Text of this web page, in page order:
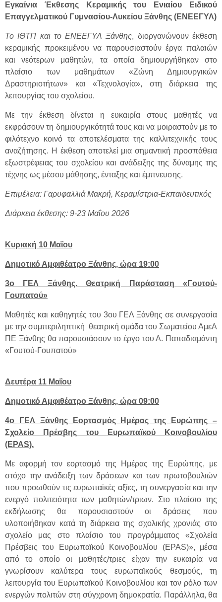
Εγκαίνια Έκθεσης Κεραμικής του Ενιαίου Ειδικού
Επαγγελματικού Γυμνασίου-Λυκείου Ξάνθης (ΕΝΕΕΓΥΛ)
Το ΙΘΤΠ και το ΕΝΕΕΓΥΛ Ξάνθης, διοργανώνουν έκθεση
κεραμικής προκειμένου να παρουσιαστούν έργα παλαιών
και νεότερων μαθητών, τα οποία δημιουργήθηκαν στο
πλαίσιο των μαθημάτων «Ζώνη Δημιουργικών
Δραστηριοτήτων» και «Τεχνολογία», στη διάρκεια της
λειτουργίας του σχολείου.
Με την έκθεση δίνεται η ευκαιρία στους μαθητές να
εκφράσουν τη δημιουργικότητά τους και να μοιραστούν με το
φιλότεχνο κοινό τα αποτελέσματα της καλλιτεχνικής τους
αναζήτησης. Η έκθεση αποτελεί μια σημαντική προσπάθεια
εξωστρέφειας του σχολείου και ανάδειξης της δύναμης της
τέχνης ως μέσου μάθησης, ένταξης και έμπνευσης.
Επιμέλεια: Γαρυφαλλιά Μακρή, Κεραμίστρια-Εκπαιδευτικός
Διάρκεια έκθεσης: 9-23 Μαΐου 2026
Κυριακή 10 Μαΐου
Δημοτικό Αμφιθέατρο Ξάνθης, ώρα 19:00
3ο ΓΕΛ Ξάνθης. Θεατρική Παράσταση «Γουτού-
Γουπατού»
Μαθητές και καθηγητές του 3ου ΓΕΛ Ξάνθης σε συνεργασία
με την συμπεριληπτική θεατρική ομάδα του Σωματείου ΑμεΑ
ΠΕ Ξάνθης θα παρουσιάσουν το έργο του Α. Παπαδιαμάντη
«Γουτού-Γουπατού»
Δευτέρα 11 Μαΐου
Δημοτικό Αμφιθέατρο Ξάνθης, ώρα 09:00
4o ΓΕΛ Ξάνθης Εορτασμός Ημέρας της Ευρώπης –
Σχολείο Πρέσβης του Ευρωπαϊκού Κοινοβουλίου
(EPAS).
Με αφορμή τον εορτασμό της Ημέρας της Ευρώπης, με
στόχο την ανάδειξη των δράσεων και των πρωτοβουλιών
που προωθούν τις ευρωπαϊκές αξίες, τη συνεργασία και την
ενεργό πολιτειότητα των μαθητών/τριων. Στο πλαίσιο της
εκδήλωσης θα παρουσιαστούν οι δράσεις που
υλοποιήθηκαν κατά τη διάρκεια της σχολικής χρονιάς στο
σχολείο μας στο πλαίσιο του προγράμματος «Σχολεία
Πρέσβεις του Ευρωπαϊκού Κοινοβουλίου (EPAS)», μέσα
από το οποίο οι μαθητές/τριες είχαν την ευκαιρία να
γνωρίσουν καλύτερα τους ευρωπαϊκούς θεσμούς, τη
λειτουργία του Ευρωπαϊκού Κοινοβουλίου και τον ρόλο των
ενεργών πολιτών στη σύγχρονη δημοκρατία. Παράλληλα, θα